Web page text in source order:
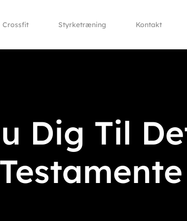
Crossfit Styrketræning Kontakt
Dig Til